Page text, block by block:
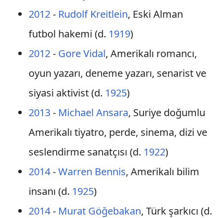
2012- Rudolf Kreitlein, Eski Alman
futbol hakemi (d. 1919)
2012- Gore Vidal, Amerikalı romancı,
oyun yazarı, deneme yazarı, senarist ve
siyasi aktivist (d. 1925)
2013- Michael Ansara, Suriye doğumlu
Amerikalı tiyatro, perde, sinema, dizi ve
seslendirme sanatçısı (d. 1922)
2014-Warren Bennis, Amerikalı bilim
insanı (d. 1925)
2014- Murat Göğebakan, Türk şarkıcı (d.